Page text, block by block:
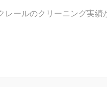
ールのクリーニング実績